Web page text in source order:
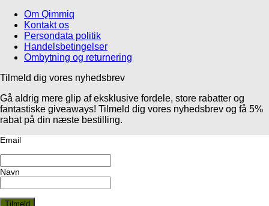
Om Qimmiq
Kontakt os
Persondata politik
Handelsbetingelser
Ombytning og returnering
Tilmeld dig vores nyhedsbrev
Gå aldrig mere glip af eksklusive fordele, store rabatter og
fantastiske giveaways! Tilmeld dig vores nyhedsbrev og få 5%
rabat på din næste bestilling.
Email
Navn